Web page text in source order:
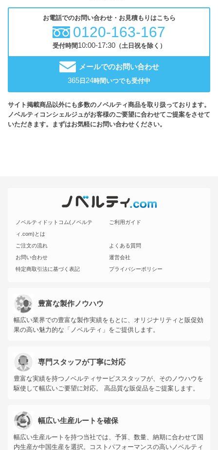
お電話でのお問い合わせ・お見積もりはこちら
0120-163-167
受付時間10:00-17:30（土日祝を除く）
メールでのお問い合わせ
365日24時間いつでも受付中
サイト掲載商品以外にも多数のノベルティ商品を取り扱っております。
ノベルティコンシェルジュがお客様のご要望に合わせてご提案をさせて
いただきます。まずはお気軽にお問い合わせください。
ノベルティドットコム(ノベルテ
ィ.com)とは
ご利用ガイド
ご注文の流れ
よくある質問
お問い合わせ
運営会社
特定商取引法に基づく表記
プライバシーポリシー
豊富な製作ノウハウ
幅広い業界での豊富な製作実績をもとに、オリジナリティと販促効
果の高い魅力的な「ノベルティ」をご提供します。
専門スタッフが丁寧に対応
豊富な実績を持つノベルティサービススタッフが、そのノウハウを
駆使して幅広いご要望に対応。 高品質な販促品をご提案します。
幅広い生産ルートを確保
幅広い生産ルートを持つ当社では、予算、数量、納期に合わせて国
内生産か中国生産を選択。コストパフォーマンスの高いノベルティ